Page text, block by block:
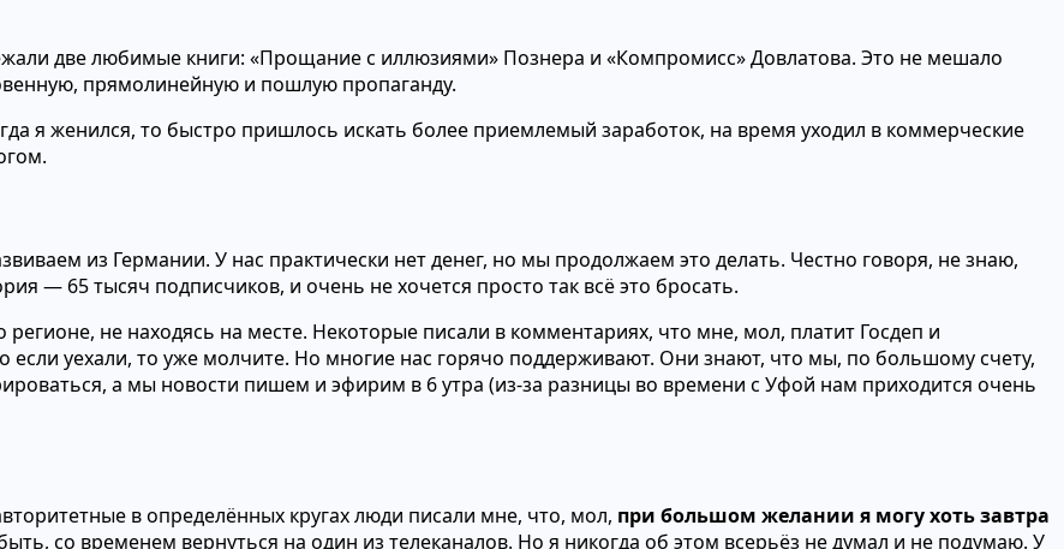
две любимые книги: «Прощание с иллюзиями» Познера и «Компромисс» Довлатова. Это не мешало
прямолинейную и пошлую пропаганду.
я женился, то быстро пришлось искать более приемлемый заработок, на время уходил в коммерческие
из Германии. У нас практически нет денег, но мы продолжаем это делать. Честно говоря, не знаю,
— 65 тысяч подписчиков, и очень не хочется просто так всё это бросать.
не находясь на месте. Некоторые писали в комментариях, что мне, мол, платит Госдеп и
если уехали, то уже молчите. Но многие нас горячо поддерживают. Они знают, что мы, по большому счету,
а мы новости пишем и эфирим в 6 утра (из-за разницы во времени с Уфой нам приходится очень
в определённых кругах люди писали мне, что, мол, при большом желании я могу хоть завтра
со временем вернуться на один из телеканалов. Но я никогда об этом всерьёз не думал и не подумаю. У